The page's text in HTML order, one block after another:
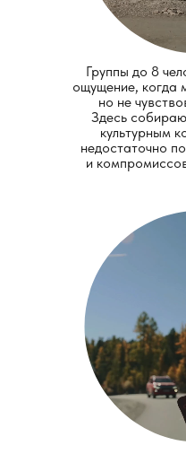
Группы до 8
ощущение, когда
но не
Здесь
культурным
недостаточно
и